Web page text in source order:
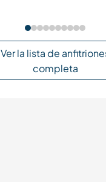
Ver la lista de
completa